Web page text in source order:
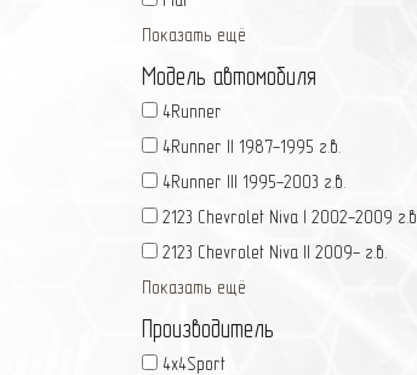
Показать ещё
Модель автомобиля
4Runner
4Runner II 1987-1995 г.в.
4Runner III 1995-2003 г.в.
2123 Chevrolet Niva I 2002-2009 г.в.
2123 Chevrolet Niva II 2009- г.в.
Показать ещё
Производитель
4x4Sport